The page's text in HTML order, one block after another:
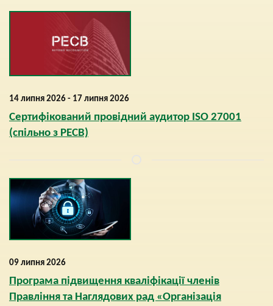
14 липня 2026 - 17 липня 2026
Сертифікований провідний аудитор ISO 27001
(спільно з РЕСВ)
09 липня 2026
Програма підвищення кваліфікації членів
Правління та Наглядових рад «Організація